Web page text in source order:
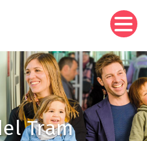
Tram